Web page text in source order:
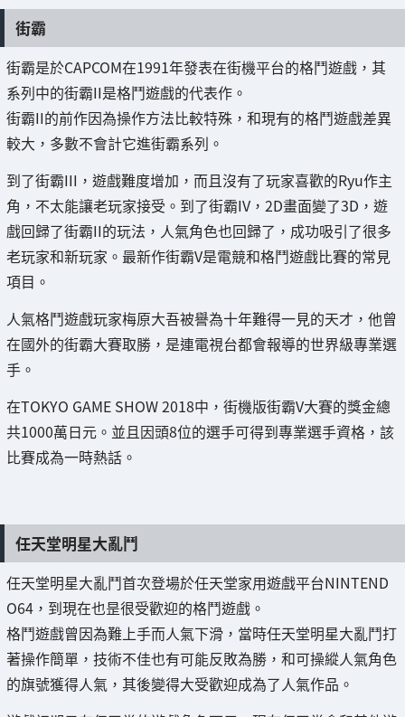
街霸
街霸是於CAPCOM在1991年發表在街機平台的格鬥遊戲，其
系列中的街霸II是格鬥遊戲的代表作。
街霸II的前作因為操作方法比較特殊，和現有的格鬥遊戲差異
較大，多數不會計它進街霸系列。
到了街霸III，遊戲難度增加，而且沒有了玩家喜歡的Ryu作主
角，不太能讓老玩家接受。到了街霸IV，2D畫面變了3D，遊
戲回歸了街霸II的玩法，人氣角色也回歸了，成功吸引了很多
老玩家和新玩家。最新作街霸V是電競和格鬥遊戲比賽的常見
項目。
人氣格鬥遊戲玩家梅原大吾被譽為十年難得一見的天才，他曾
在國外的街霸大賽取勝，是連電視台都會報導的世界級專業選
手。
在TOKYO GAME SHOW 2018中，街機版街霸V大賽的獎金總
共1000萬日元。並且因頭8位的選手可得到專業選手資格，該
比賽成為一時熱話。
任天堂明星大亂鬥
任天堂明星大亂鬥首次登場於任天堂家用遊戲平台NINTEND
O64，到現在也昰很受歡迎的格鬥遊戲。
格鬥遊戲曾因為難上手而人氣下滑，當時任天堂明星大亂鬥打
著操作簡單，技術不佳也有可能反敗為勝，和可操縱人氣角色
的旗號獲得人氣，其後變得大受歡迎成為了人氣作品。